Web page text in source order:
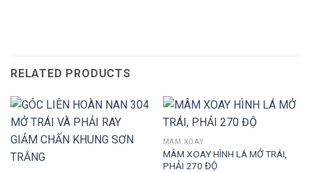
RELATED PRODUCTS
MÂM XOAY
MÂM XOAY HÌNH LÁ MỞ TRÁI,
PHẢI 270 ĐỘ